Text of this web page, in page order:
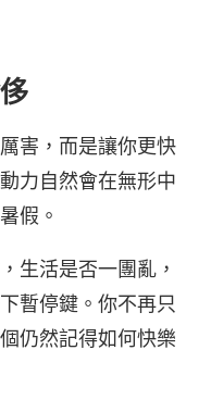
害，而是讓你更快
力自然會在無形中
假。
生活是否一團亂，
暫停鍵。你不再只
仍然記得如何快樂